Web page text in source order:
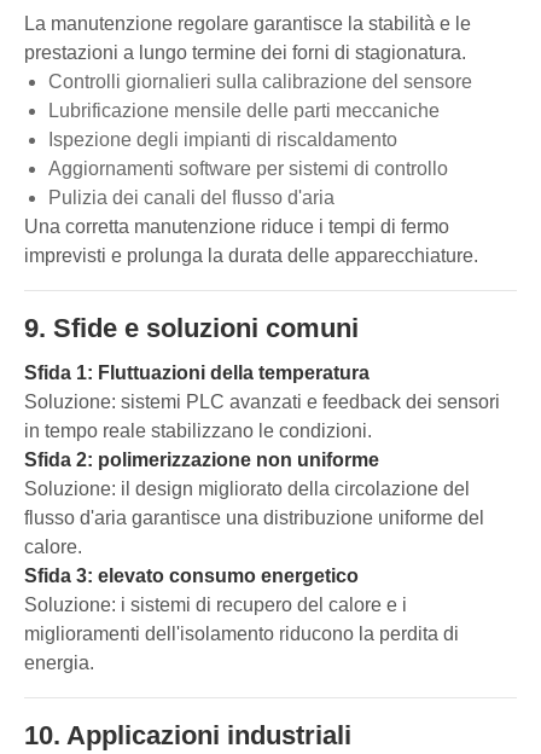
La manutenzione regolare garantisce la stabilità e le
prestazioni a lungo termine dei forni di stagionatura.
Controlli giornalieri sulla calibrazione del sensore
Lubrificazione mensile delle parti meccaniche
Ispezione degli impianti di riscaldamento
Aggiornamenti software per sistemi di controllo
Pulizia dei canali del flusso d'aria
Una corretta manutenzione riduce i tempi di fermo
imprevisti e prolunga la durata delle apparecchiature.
9. Sfide e soluzioni comuni
Sfida 1: Fluttuazioni della temperatura
Soluzione: sistemi PLC avanzati e feedback dei sensori
in tempo reale stabilizzano le condizioni.
Sfida 2: polimerizzazione non uniforme
Soluzione: il design migliorato della circolazione del
flusso d'aria garantisce una distribuzione uniforme del
calore.
Sfida 3: elevato consumo energetico
Soluzione: i sistemi di recupero del calore e i
miglioramenti dell'isolamento riducono la perdita di
energia.
10. Applicazioni industriali